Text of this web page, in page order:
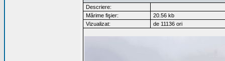
Descriere:
Mărime fişier:
20.56 kb
Vizualizat:
de 11136 ori